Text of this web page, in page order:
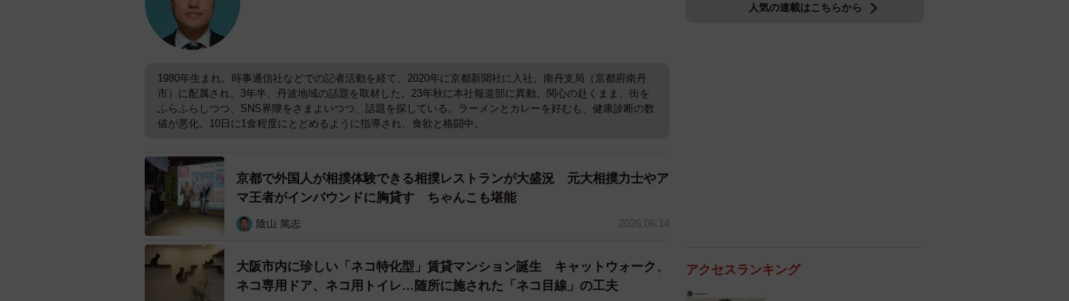
1980年生まれ。時事通信社などでの記者活動を経て、2020年に京都新聞社に入社。南丹支局（京都府南丹
市）に配属され、3年半、丹波地域の話題を取材した。23年秋に本社報道部に異動。関心の赴くまま、街を
ふらふらしつつ、SNS界隈をさまよいつつ、話題を探している。ラーメンとカレーを好むも、健康診断の数
値が悪化。10日に1食程度にとどめるように指導され、食欲と格闘中。
京都で外国人が相撲体験できる相撲レストランが大盛況 元大相撲力士やア
マ王者がインバウンドに胸貸す ちゃんこも堪能
陰山 篤志 2026.06.14
大阪市内に珍しい「ネコ特化型」賃貸マンション誕生 キャットウォーク、
ネコ専用ドア、ネコ用トイレ…随所に施された「ネコ目線」の工夫
人気の連載はこちらから
アクセスランキング